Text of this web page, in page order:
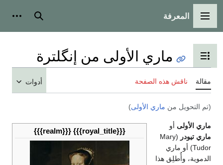
القائمة الرئيسية
المعرفة بحث
تبديل عرض جدول المحتويات
ماري الأولى من إنگلترة
مقالة ناقش هذه الصفحة أدوات
(تم التحويل من ماري الأولى)
{{{royal_title}}}
{{{realm}}}
ماري الأولى أو
ماري تيودر
(Mary
Tudor) أو ماري
الدموية، وأُطلِق هذا